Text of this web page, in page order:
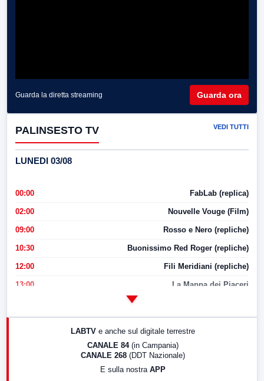
Guarda la diretta streaming Guarda ora
PALINSESTO TV VEDI TUTTI
LUNEDI 03/08
00:00 FabLab (replica)
02:00 Nouvelle Vouge (Film)
09:00 Rosso e Nero (repliche)
10:30 Buonissimo Red Roger (repliche)
12:00 Fili Meridiani (repliche)
13:00 La Mappa dei Piaceri
17:00 LabNews (replica)
LABTV e anche sul digitale terrestre
CANALE 84 (in Campania)
CANALE 268 (DDT Nazionale)
E sulla nostra APP